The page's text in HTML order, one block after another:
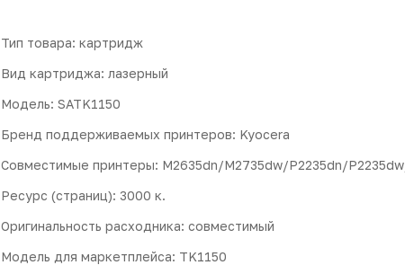
Тип товара: картридж
Вид картриджа: лазерный
Модель: SATK1150
Бренд поддерживаемых принтеров: Kyocera
Совместимые принтеры: M2635dn/M2735dw/P2235dn/
Ресурс (страниц): 3000 к.
Оригинальность расходника: совместимый
Модель для маркетплейса: TK1150